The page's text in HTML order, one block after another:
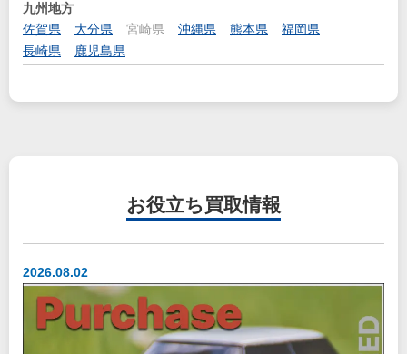
九州地方
佐賀県
大分県 宮崎県 沖縄県 熊本県
福岡県
長崎県
鹿児島県
お役立ち 買取情報
2026.08.02